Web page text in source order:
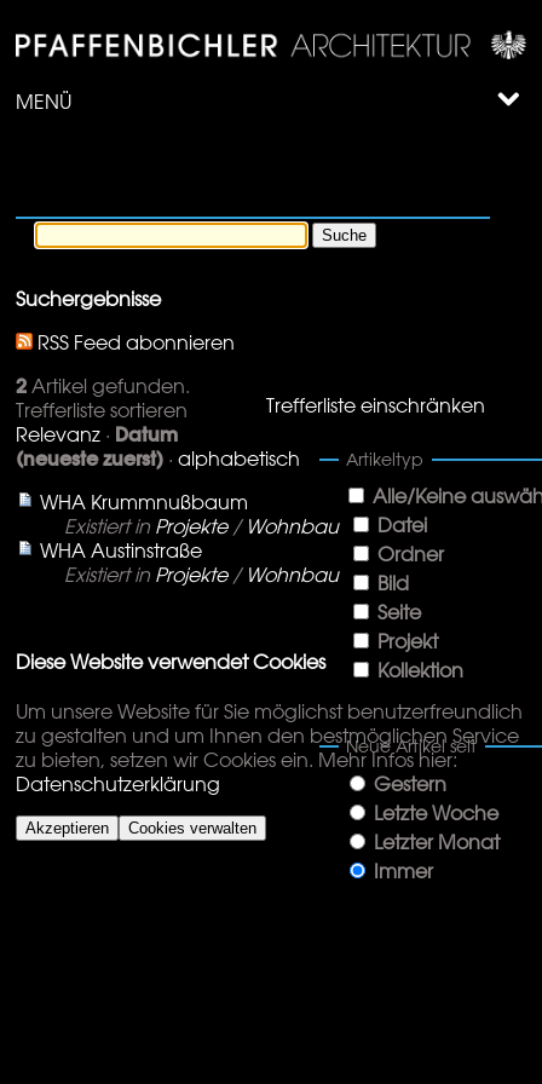
MENÜ
Suchergebnisse
RSS Feed abonnieren
2 Artikel gefunden.
Trefferliste einschränken
Artikeltyp
Alle/Keine
Datei
Ordner
Bild
Seite
Projekt
Kollektion
Neue Artikel seit
Gestern
Letzte Woche
Letzter Monat
Immer
Trefferliste sortieren
Relevanz · Datum
(neueste zuerst) · alphabetisch
WHA Krummnußbaum
Existiert in Projekte / Wohnbau
WHA Austinstraße
Existiert in Projekte / Wohnbau
Diese Website verwendet Cookies
Um unsere Website für Sie möglichst benutzerfreundlich
zu gestalten und um Ihnen den bestmöglichen Service
zu bieten, setzen wir Cookies ein. Mehr Infos hier:
Datenschutzerklärung
Akzeptieren Cookies verwalten